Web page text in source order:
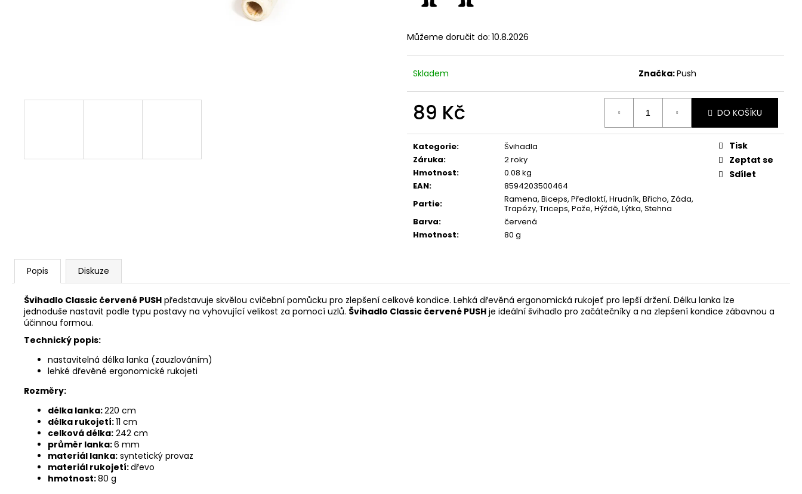
Můžeme doručit do: 10.8.2026
Skladem Značka:Push
89 Kč DO KOŠÍKU
Kategorie:
Švihadla
Záruka:
2 roky
Hmotnost:
0.08 kg
EAN:
8594203500464
Partie:
Ramena, Biceps, Předloktí, Hrudník, Břicho, Záda,
Trapézy, Triceps, Paže, Hýždě, Lýtka, Stehna
Barva:
červená
Hmotnost: 80 g
Tisk
Zeptat se
Sdílet
Popis Diskuze
Švihadlo Classic červené PUSH představuje skvělou cvičební pomůcku pro zlepšení celkové kondice. Lehká dřevěná ergonomická rukojeť pro lepší držení. Délku lanka lze
jednoduše nastavit podle typu postavy na vyhovující velikost za pomocí uzlů. Švihadlo Classic červené PUSH je ideální švihadlo pro začátečníky a na zlepšení kondice zábavnou a
účinnou formou.
Technický popis:
nastavitelná délka lanka (zauzlováním)
lehké dřevěné ergonomické rukojeti
Rozměry:
délka lanka:220 cm
délka rukojetí:11 cm
celková délka: 242 cm
průměr lanka:6 mm
materiál lanka: syntetický provaz
materiál rukojetí:dřevo
hmotnost:80 g
ŠVIHADLO FAST ROPE MODRÉ PUSH
219 Kč
HRAZDA NA ZEĎ PUSH PRO MT